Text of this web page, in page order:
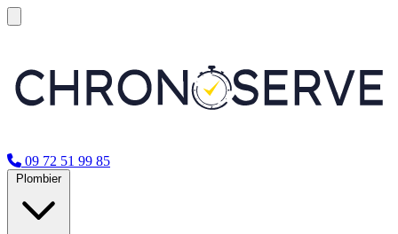
09 72 51 99 85
Plombier